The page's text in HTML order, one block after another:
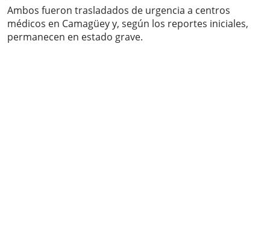
Ambos fueron trasladados de urgencia a centros
médicos en Camagüey y, según los reportes iniciales,
permanecen en estado grave.